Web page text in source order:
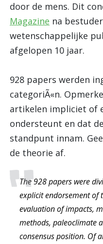
door de mens. Dit
Magazine na
wetenschappelijke
afgelopen 10 jaar.
928 papers werden
categoriÃ«n.
artikelen impliciet of
ondersteunt en dat
standpunt innam.
de theorie af.
The 928 papers were
explicit endorsement of
evaluation of impacts,
methods, paleoclimate
consensus position. Of